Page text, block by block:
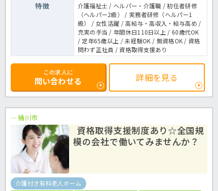
特徴
介護福祉士 / ヘルパー・介護職 / 初任者研修
（ヘルパー2級） / 実務者研修（ヘルパー1
級） / 女性活躍 / 高給与・高収入・給与高め /
充実の手当 / 年間休日110日以上 / 60歳代OK
/ 定年65歳以上 / 未経験OK / 無資格OK / 資格
問わず正社員 / 資格取得支援あり
この求人に
問い合わせる 詳細を見る
桶川市
資格取得支援制度あり☆全国規
模の会社で働いてみませんか？
介護付き有料老人ホーム